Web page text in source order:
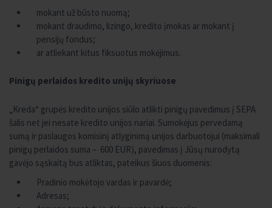
mokant už būsto nuomą;
mokant draudimo, lizingo, kredito įmokas ar mokant į
pensijų fondus;
ar atliekant kitus fiksuotus mokėjimus.
Pinigų perlaidos kredito unijų skyriuose
„Kreda“ grupės kredito unijos siūlo atlikti pinigų pavedimus į SEPA
šalis net jei nesate kredito unijos nariai. Sumokėjus pervedamą
sumą ir paslaugos komisinį atlyginimą unijos darbuotojui (maksimali
pinigų perlaidos suma – 600 EUR), pavedimas į Jūsų nurodytą
gavėjo sąskaitą bus atliktas, pateikus šiuos duomenis:
Pradinio mokėtojo vardas ir pavardė;
Adresas;